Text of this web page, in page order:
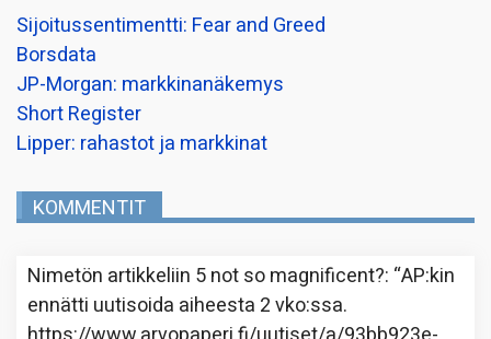
Sijoitussentimentti: Fear and Greed
Borsdata
JP-Morgan: markkinanäkemys
Short Register
Lipper: rahastot ja markkinat
KOMMENTIT
Nimetön artikkeliin 5 not so magnificent?: “AP:kin
ennätti uutisoida aiheesta 2 vko:ssa.